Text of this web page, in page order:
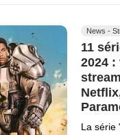
News -
11
2024
La série